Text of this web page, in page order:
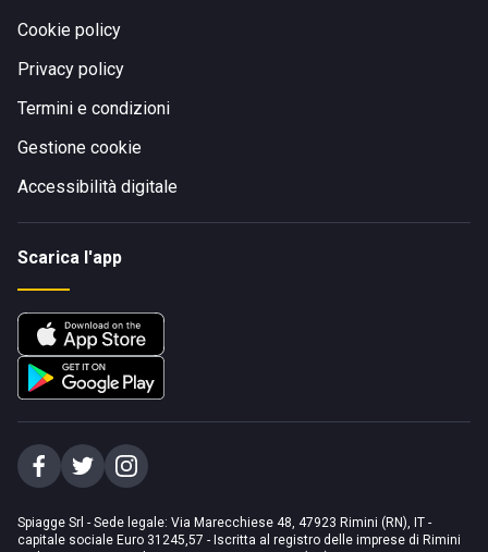
Cookie policy
Privacy policy
Termini e condizioni
Gestione cookie
Accessibilità digitale
Scarica l'app
Spiagge Srl - Sede legale: Via Marecchiese 48, 47923 Rimini (RN), IT -
capitale sociale Euro 31245,57 - Iscritta al registro delle imprese di Rimini